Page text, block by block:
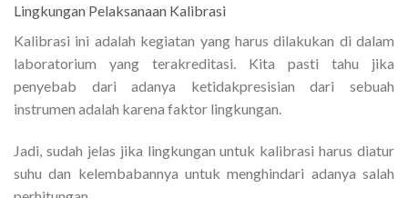
Lingkungan Pelaksanaan Kalibrasi
Kalibrasi ini adalah kegiatan yang harus dilakukan di dalam
laboratorium yang terakreditasi. Kita pasti tahu jika
penyebab dari adanya ketidakpresisian dari sebuah
instrumen adalah karena faktor lingkungan.
Jadi, sudah jelas jika lingkungan untuk kalibrasi harus diatur
suhu dan kelembabannya untuk menghindari adanya salah